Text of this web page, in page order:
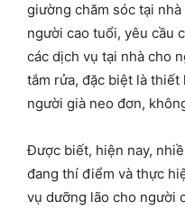
giường chăm sóc tại
người cao tuổi, yêu cầu
các dịch vụ tại nhà cho
tắm rửa, đặc biệt là thiết
người già neo đơn,
Được biết, hiện nay,
đang thí điểm và thực
vụ dưỡng lão cho người